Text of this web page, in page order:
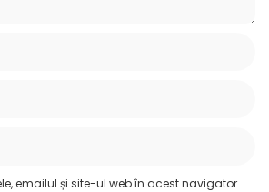
emailul și site-ul web în acest navigator